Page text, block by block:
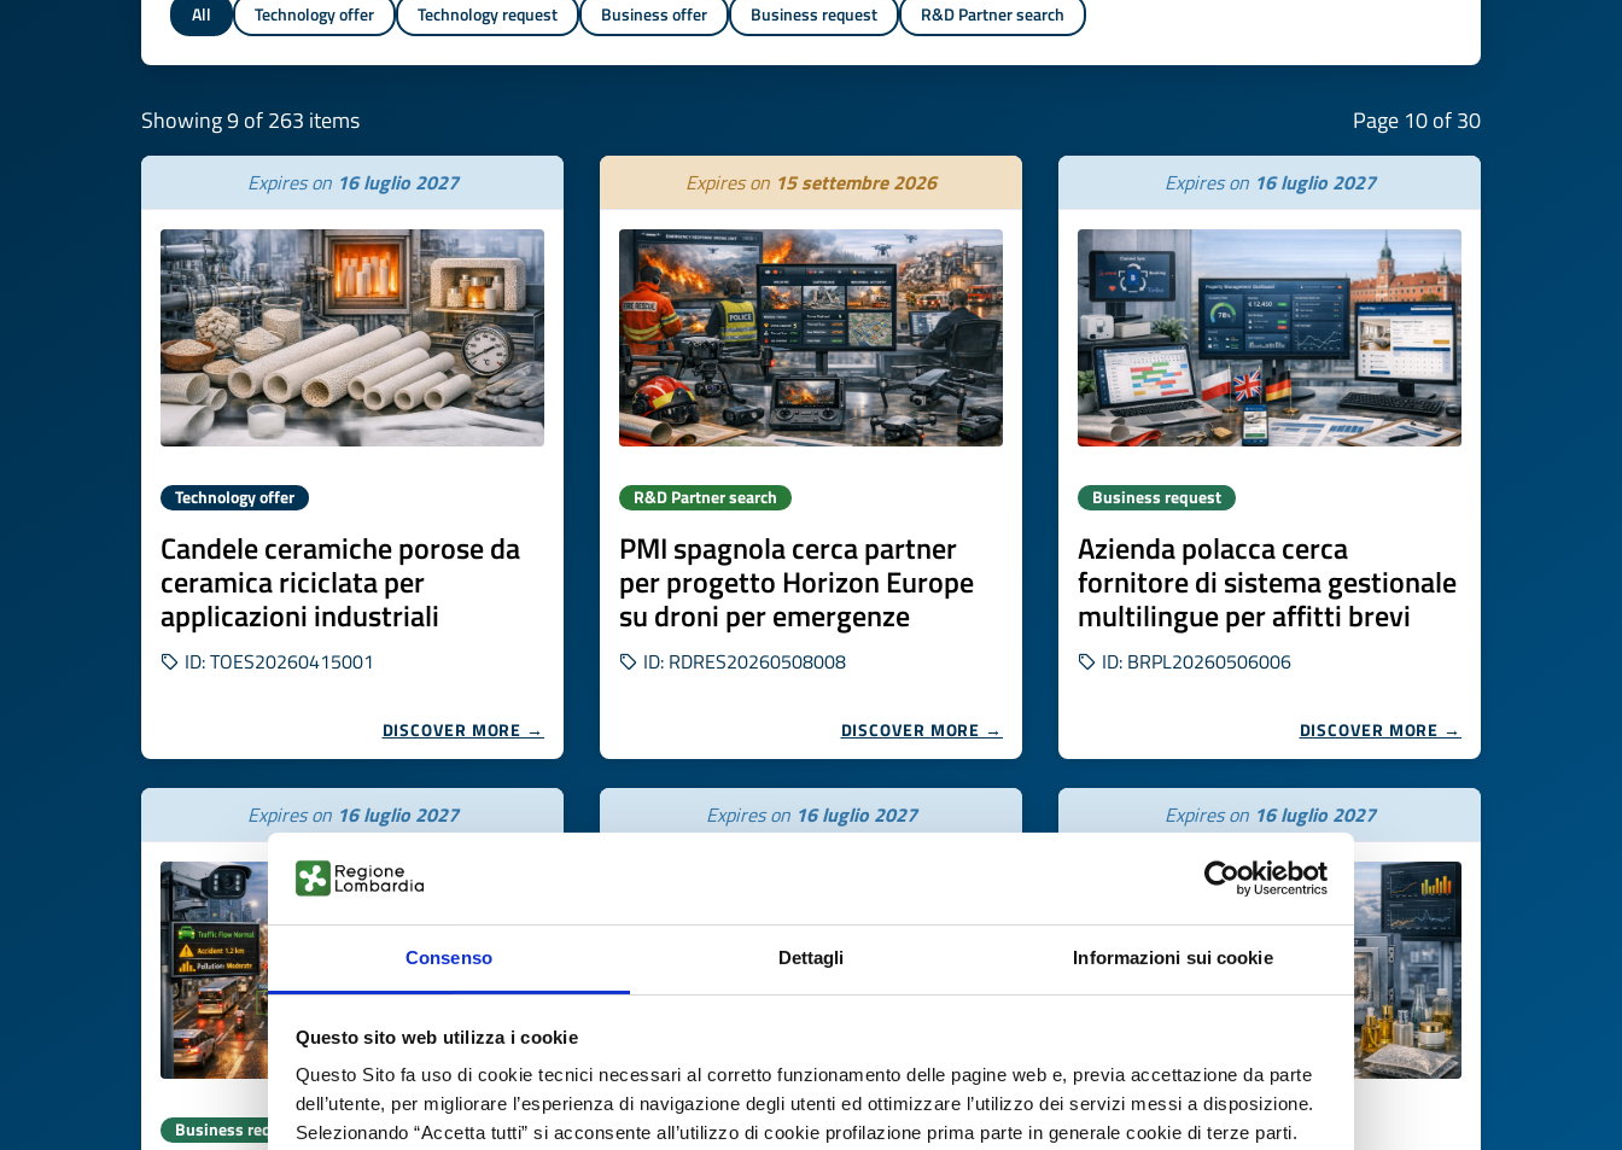
Consenso Dettagli Informazioni sui cookie
Questo sito web utilizza i cookie
Questo Sito fa uso di cookie tecnici necessari al corretto funzionamento delle pagine web e, previa accettazione da parte
dell’utente, per migliorare l’esperienza di navigazione degli utenti ed ottimizzare l’utilizzo dei servizi messi a disposizione.
Selezionando “Accetta tutti” si acconsente all’utilizzo di cookie profilazione prima parte in generale cookie di terze parti.
All Technology offer Technology request Business offer Business request R&D Partner search
Showing 9 of 263 items Page 10 of 30
Expires on 16 luglio 2027
Technology offer
Candele ceramiche porose da
ceramica riciclata per
applicazioni industriali
ID: TOES20260415001
DISCOVER MORE →
Expires on 15 settembre 2026
R&D Partner search
PMI spagnola cerca partner
per progetto Horizon Europe
su droni per emergenze
ID: RDRES20260508008
DISCOVER MORE →
Expires on 16 luglio 2027
Business request
Azienda polacca cerca
fornitore di sistema gestionale
multilingue per affitti brevi
ID: BRPL20260506006
DISCOVER MORE →
Expires on 16 luglio 2027
Business request
Expires on 16 luglio 2027
Business request
Expires on 16 luglio 2027
Business request